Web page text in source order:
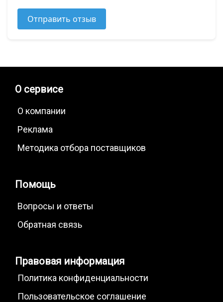
Отправить отзыв
О сервисе
О компании
Реклама
Методика отбора поставщиков
Помощь
Вопросы и ответы
Обратная связь
Правовая информация
Политика конфиденциальности
Пользовательское соглашение